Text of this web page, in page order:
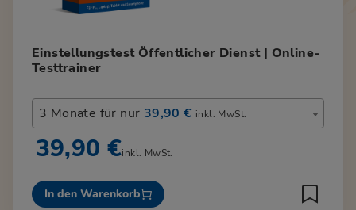
Einstellungstest Öffentlicher Dienst | Online-
Testtrainer
3 Monate für nur 39,90 € inkl. MwSt.
39,90 €inkl. MwSt.
In den Warenkorb